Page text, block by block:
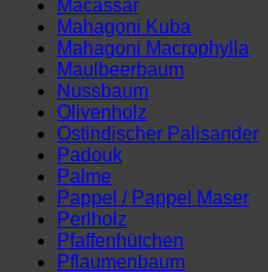
Macassar
Mahagoni Kuba
Mahagoni Macrophylla
Maulbeerbaum
Nussbaum
Olivenholz
Ostindischer Palisander
Padouk
Palme
Pappel / Pappel Maser
Perlholz
Pfaffenhütchen
Pflaumenbaum